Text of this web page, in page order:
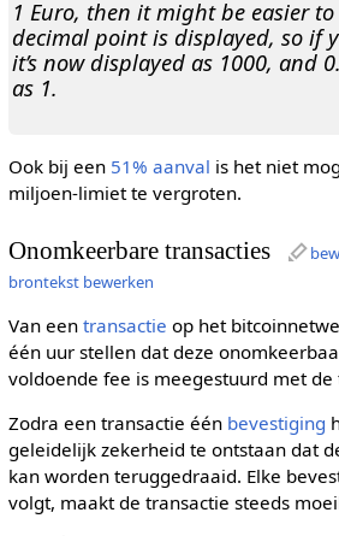
1 Euro, then it might be easier
decimal point is displayed, so if
it’s now displayed as 1000, and
as 1.
Ook bij een 51% aanval is het niet
miljoen-limiet te vergroten.
Onomkeerbare transacties
brontekst bewerken
Van een transactie op het
één uur stellen dat deze
voldoende fee is meegestuurd met de
Zodra een transactie één bevestiging
geleidelijk zekerheid te ontstaan dat
kan worden teruggedraaid. Elke
volgt, maakt de transactie steeds